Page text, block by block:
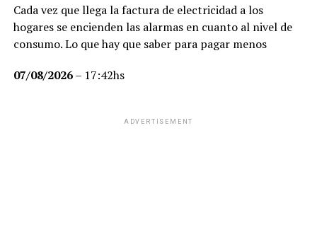
Cada vez que llega la factura de electricidad a los
hogares se encienden las alarmas en cuanto al nivel de
consumo. Lo que hay que saber para pagar menos
07/08/2026– 17:42hs
ADVERTISEMENT